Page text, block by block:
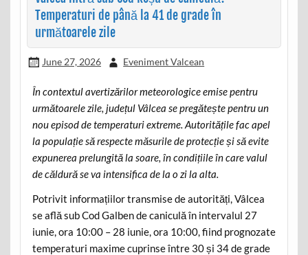
Temperaturi de până la 41 de grade în
următoarele zile
June 27, 2026 Eveniment Valcean
În contextul avertizărilor meteorologice emise pentru
următoarele zile, județul Vâlcea se pregătește pentru un
nou episod de temperaturi extreme. Autoritățile fac apel
la populație să respecte măsurile de protecție și să evite
expunerea prelungită la soare, în condițiile în care valul
de căldură se va intensifica de la o zi la alta.
Potrivit informațiilor transmise de autorități, Vâlcea
se află sub Cod Galben de caniculă în intervalul 27
iunie, ora 10:00 – 28 iunie, ora 10:00, fiind prognozate
temperaturi maxime cuprinse între 30 și 34 de grade